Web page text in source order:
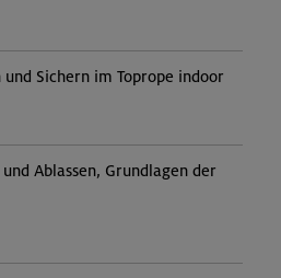
Sichern im Toprope indoor
Ablassen, Grundlagen der